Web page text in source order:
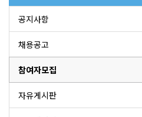
공지사항
채용공고
참여자모집
자유게시판